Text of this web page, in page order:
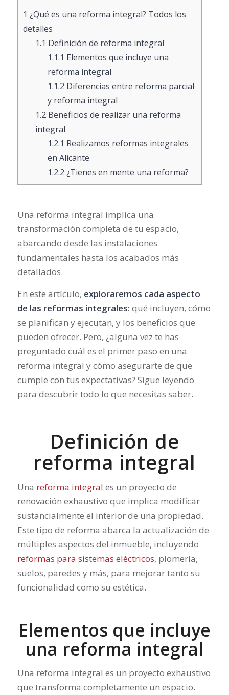
1 ¿Qué es una reforma integral? Todos los
detalles
1.1 Definición de reforma integral
1.1.1 Elementos que incluye una
reforma integral
1.1.2 Diferencias entre reforma parcial
y reforma integral
1.2Beneficios de realizar una reforma
integral
1.2.1 Realizamos reformas integrales
en Alicante
1.2.2¿Tienes en mente una reforma?
Una reforma integral implica una
transformación completa de tu espacio,
abarcando desde las instalaciones
fundamentales hasta los acabados más
detallados.
En este artículo, exploraremos cada aspecto
de las reformas integrales: qué incluyen, cómo
se planifican y ejecutan, y los beneficios que
pueden ofrecer. Pero, ¿alguna vez te has
preguntado cuál es el primer paso en una
reforma integral y cómo asegurarte de que
cumple con tus expectativas? Sigue leyendo
para descubrir todo lo que necesitas saber.
Definición de
reforma integral
Una reforma integral es un proyecto de
renovación exhaustivo que implica modificar
sustancialmente el interior de una propiedad.
Este tipo de reforma abarca la actualización de
múltiples aspectos del inmueble, incluyendo
reformas para sistemas eléctricos, plomería,
suelos, paredes y más, para mejorar tanto su
funcionalidad como su estética.
Elementos que incluye
una reforma integral
Una reforma integral es un proyecto exhaustivo
que transforma completamente un espacio.